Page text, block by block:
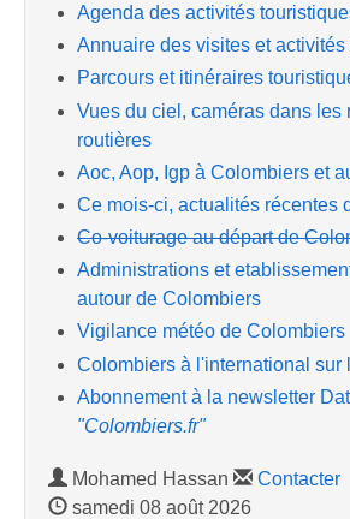
Agenda des activités
Annuaire des visites et
Parcours et itinéraires
Vues du ciel, caméras dans les
routières
Aoc, Aop, Igp à Colombiers et
Ce mois-ci, actualités récentes
Co-voiturage au départ de
Administrations et
autour de Colombiers
Vigilance météo de Colombiers
Colombiers à l'international sur
Abonnement à la newsletter
"Colombiers.fr"
Mohamed Hassan
Contacter
samedi 08 août 2026